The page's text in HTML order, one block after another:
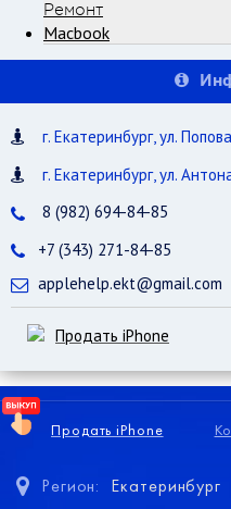
Ремонт
Macbook
г. Екатеринбург, ул.
г. Екатеринбург, ул.
8 (982) 694-84-85
+7 (343) 271-84-85
applehelp.ekt@gmail.com
Продать iPhone
Продать iPhone
Регион: Екатеринбург